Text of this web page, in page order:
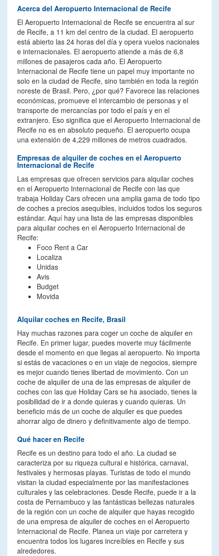
Acerca del Aeropuerto Internacional de Recife
El Aeropuerto Internacional de Recife se encuentra al sur
de Recife, a 11 km del centro de la ciudad. El aeropuerto
está abierto las 24 horas del día y opera vuelos nacionales
e internacionales. El aeropuerto atiende a más de 6,8
millones de pasajeros cada año. El Aeropuerto
Internacional de Recife tiene un papel muy importante no
solo en la ciudad de Recife, sino también en toda la región
noreste de Brasil. Pero, ¿por qué? Favorece las relaciones
económicas, promueve el intercambio de personas y el
transporte de mercancías por todo el país y en el
extranjero. Eso significa que el Aeropuerto Internacional de
Recife no es en absoluto pequeño. El aeropuerto ocupa
una extensión de 4,229 millones de metros cuadrados.
Empresas de alquiler de coches en el Aeropuerto
Internacional de Recife
Las empresas que ofrecen servicios para alquilar coches
en el Aeropuerto Internacional de Recife con las que
trabaja Holiday Cars ofrecen una amplia gama de todo tipo
de coches a precios asequibles, incluidos todos los seguros
estándar. Aquí hay una lista de las empresas disponibles
para alquilar coches en el Aeropuerto Internacional de
Recife:
Foco Rent a Car
Localiza
Unidas
Avis
Budget
Movida
Alquilar coches en Recife, Brasil
Hay muchas razones para coger un coche de alquiler en
Recife. En primer lugar, puedes moverte muy fácilmente
desde el momento en que llegas al aeropuerto. No importa
si estás de vacaciones o en un viaje de negocios, siempre
es mejor cuando tienes libertad de movimiento. Con un
coche de alquiler de una de las empresas de alquiler de
coches con las que Holiday Cars se ha asociado, tienes la
posibilidad de ir a donde quieras y cuando quieras. Un
beneficio más de un coche de alquiler es que puedes
ahorrar algo de dinero y definitivamente algo de tiempo.
Qué hacer en Recife
Recife es un destino para todo el año. La ciudad se
caracteriza por su riqueza cultural e histórica, carnaval,
festivales y hermosas playas. Turistas de todo el mundo
visitan la ciudad especialmente por las manifestaciones
culturales y las celebraciones. Desde Recife, puede ir a la
costa de Pernambuco y las fantásticas bellezas naturales
de la región con un coche de alquiler que hayas recogido
de una empresa de alquiler de coches en el Aeropuerto
Internacional de Recife. Planea un viaje por carretera y
encuentra todos los lugares increíbles en Recife y sus
alrededores.